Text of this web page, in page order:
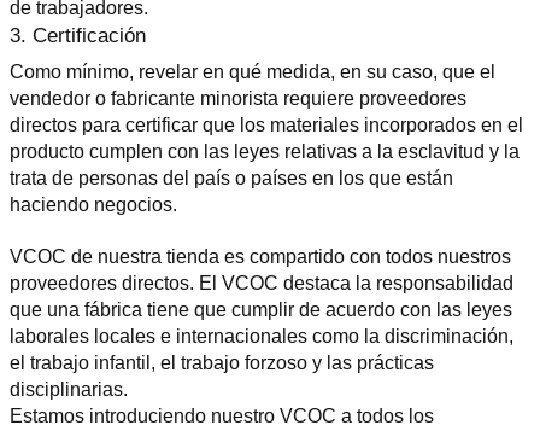
de trabajadores.
3. Certificación
Como mínimo, revelar en qué medida, en su caso, que el
vendedor o fabricante minorista requiere proveedores
directos para certificar que los materiales incorporados en el
producto cumplen con las leyes relativas a la esclavitud y la
trata de personas del país o países en los que están
haciendo negocios.
VCOC de nuestra tienda es compartido con todos nuestros
proveedores directos. El VCOC destaca la responsabilidad
que una fábrica tiene que cumplir de acuerdo con las leyes
laborales locales e internacionales como la discriminación,
el trabajo infantil, el trabajo forzoso y las prácticas
disciplinarias.
Estamos introduciendo nuestro VCOC a todos los